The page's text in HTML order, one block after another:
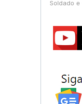
Soldado